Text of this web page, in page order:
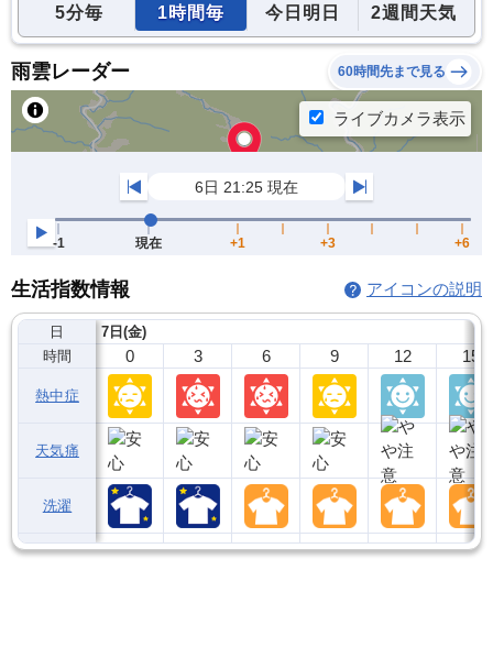
5分毎 1時間毎 今日明日 2週間天気
雨雲レーダー 60時間先まで見る
生活指数情報 アイコンの説明
日
時間
熱中症
天気痛
洗濯
7日(金)
0 3 6 9 12 15